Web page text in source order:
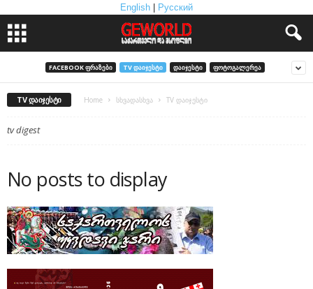
English Русский
FACEBOOK ᲤᲠᲐᲖᲔᲑᲘ TV ᲓᲐᲘᲯᲔᲡᲢᲘ ᲓᲐᲘᲯᲔᲡᲢᲘ ᲤᲝᲢᲝᲒᲐᲚᲔᲠᲔᲐ
TV ᲓᲐᲘᲯᲔᲡᲢᲘ Home სხვადასხვა TV დაიჯესტი
tv digest
No posts to display